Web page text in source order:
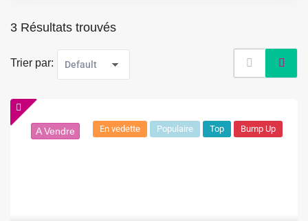
3 Résultats trouvés
Trier par:
A Vendre En vedette Populaire Top Bump Up